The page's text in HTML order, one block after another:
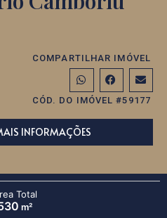
COMPARTILHAR IMÓVEL
CÓD. DO IMÓVEL #59177
INFORMAÇÕES
Total
m²